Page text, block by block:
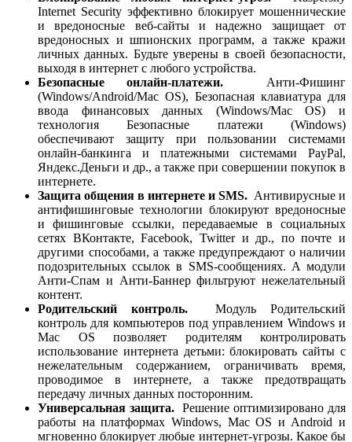
Internet Security эффективно блокирует мошеннические
и вредоносные веб-сайты и надежно защищает от
вредоносных и шпионских программ, а также кражи
личных данных. Будьте уверены в своей безопасности,
выходя в интернет с любого устройства.
Безопасные онлайн-платежи.Анти-Фишинг
(Windows/Android/Mac OS), Безопасная клавиатура для
ввода финансовых данных (Windows/Mac OS) и
технология Безопасные платежи (Windows)
обеспечивают защиту при пользовании системами
онлайн-банкинга и платежными системами PayPal,
Яндекс.Деньги и др., а также при совершении покупок в
интернете.
Защита общения в интернете и SMS. Антивирусные и
антифишинговые технологии блокируют вредоносные
и фишинговые ссылки, передаваемые в социальных
сетях ВКонтакте, Facebook, Twitter и др., по почте и
другими способами, а также предупреждают о наличии
подозрительных ссылок в SMS-сообщениях. А модули
Анти-Спам и Анти-Баннер фильтруют нежелательный
контент.
Родительский контроль.
Модуль Родительский
контроль для компьютеров под управлением Windows и
Mac OS позволяет родителям контролировать
использование интернета детьми: блокировать сайты с
нежелательным содержанием, ограничивать время,
проводимое в интернете, а также предотвращать
передачу личных данных посторонним.
Универсальная защита. Решение оптимизировано для
работы на платформах Windows, Mac OS и Android и
мгновенно блокирует любые интернет-угрозы. Какое бы